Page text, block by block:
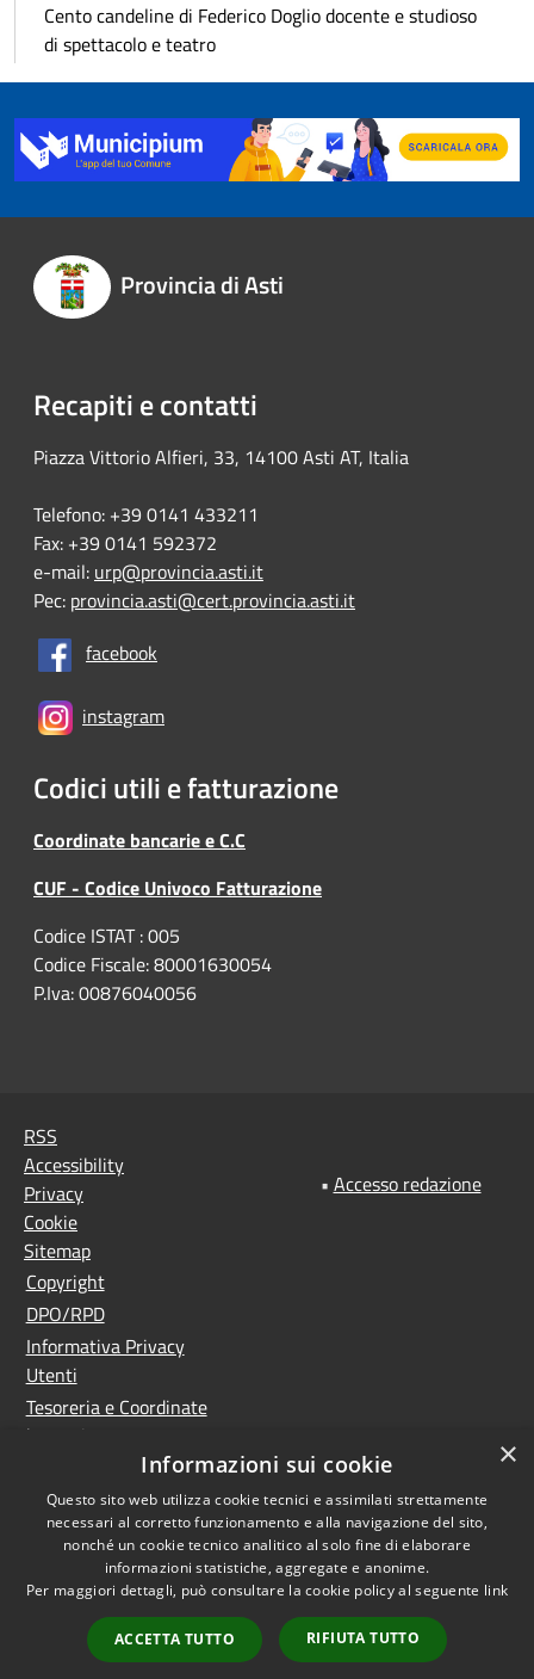
Cento candeline di Federico Doglio docente e studioso
di spettacolo e teatro
Provincia di Asti
Recapiti e contatti
Piazza Vittorio Alfieri, 33, 14100 Asti AT, Italia
Telefono: +39 0141 433211
Fax: +39 0141 592372
e-mail: urp@provincia.asti.it
Pec: provincia.asti@cert.provincia.asti.it
facebook
instagram
Codici utili e fatturazione
Coordinate bancarie e C.C
CUF - Codice Univoco Fatturazione
Codice ISTAT : 005
Codice Fiscale: 80001630054
P.Iva: 00876040056
RSS
Accessibility
Privacy
Cookie
Sitemap
Copyright
DPO/RPD
Informativa Privacy
Utenti
Tesoreria e Coordinate
bancarie
Controlla la tua posta
PNRR (Piano Nazionale
di Ripresa e Resilienza)
Meccanismo di feedback
Whistleblowing
Dichiarazione di
accessibilità
• Accesso redazione
×
Informazioni sui cookie
Questo sito web utilizza cookie tecnici e assimilati strettamente
necessari al corretto funzionamento e alla navigazione del sito,
nonché un cookie tecnico analitico al solo fine di elaborare
informazioni statistiche, aggregate e anonime.
Per maggiori dettagli, può consultare la cookie policy al seguente link
ACCETTA TUTTO RIFIUTA TUTTO